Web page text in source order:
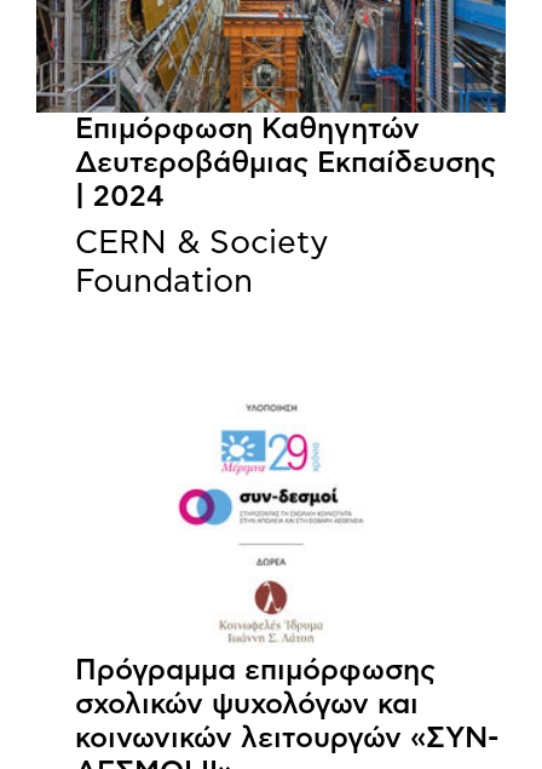
Επιμόρφωση Καθηγητών
Δευτεροβάθμιας Εκπαίδευσης
| 2024
CERN & Society
Foundation
Πρόγραμμα επιμόρφωσης
σχολικών ψυχολόγων και
κοινωνικών λειτουργών «ΣΥΝ-